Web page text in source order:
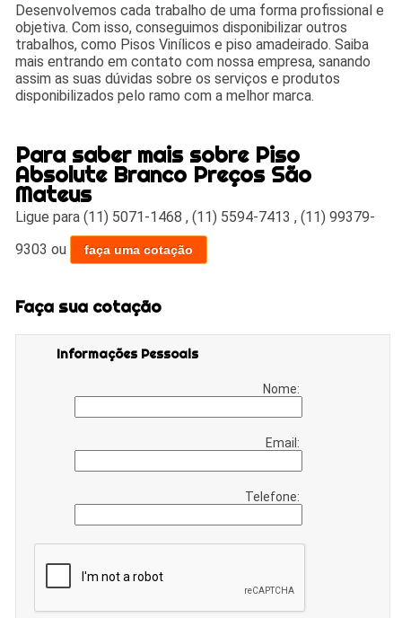
Desenvolvemos cada trabalho de uma forma profissional e
objetiva. Com isso, conseguimos disponibilizar outros
trabalhos, como Pisos Vinílicos e piso amadeirado. Saiba
mais entrando em contato com nossa empresa, sanando
assim as suas dúvidas sobre os serviços e produtos
disponibilizados pelo ramo com a melhor marca.
Para saber mais sobre Piso
Absolute Branco Preços São
Mateus
Ligue para(11) 5071-1468 ,(11) 5594-7413 ,(11) 99379-
9303 ou faça uma cotação
Faça sua cotação
Informações Pessoais
Nome:
Email:
Telefone: